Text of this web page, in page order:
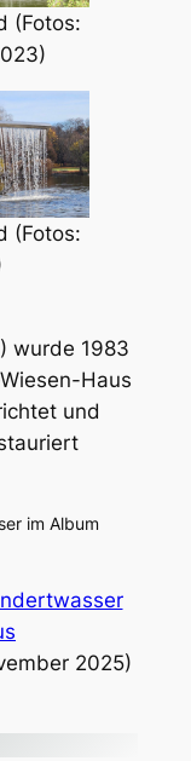
(Fotos:
(Fotos:
wurde 1983
Haus
und
im Album
2025)